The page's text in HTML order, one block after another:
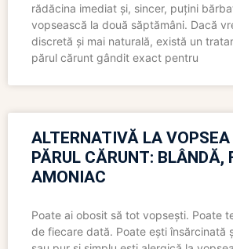
rădăcina imediat și, sincer, puțini
vopsească la două săptămâni. Dacă
discretă și mai naturală, există un
părul cărunt gândit exact pentru
ALTERNATIVĂ LA VOPSEA
PĂRUL CĂRUNT: BLÂNDĂ,
AMONIAC
Poate ai obosit să tot vopsești. Poate
de fiecare dată. Poate ești însărcinată